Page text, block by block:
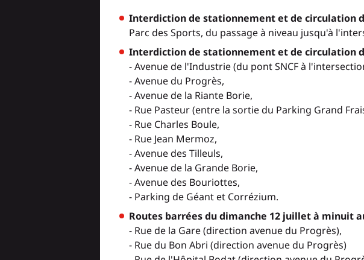
Interdiction de stationnement et de circulation
Parc des Sports, du passage à niveau jusqu'à
Interdiction de stationnement et de circulation
- Avenue de l'Industrie (du pont SNCF à
- Avenue du Progrès,
- Avenue de la Riante Borie,
- Rue Pasteur (entre la sortie du Parking Grand
- Rue Charles Boule,
- Rue Jean Mermoz,
- Avenue des Tilleuls,
- Avenue de la Grande Borie,
- Avenue des Bouriottes,
- Parking de Géant et Corrézium.
Routes barrées du dimanche 12 juillet à minuit
- Rue de la Gare (direction avenue du Progrès),
- Rue du Bon Abri (direction avenue du Progrès)